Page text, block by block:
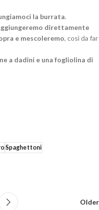
la burrata.
direttamente
e mescoleremo, così da far
a dadini e una fogliolina di
Spaghettoni
Older